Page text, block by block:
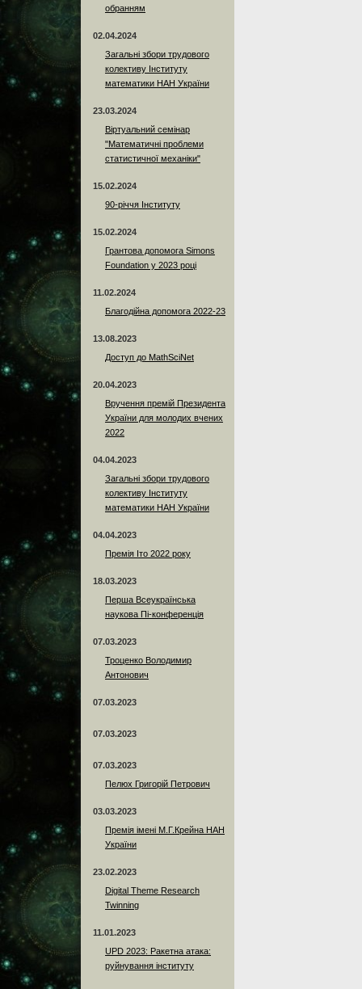
обранням
02.04.2024
Загальні збори трудового
колективу Інституту
математики НАН України
23.03.2024
Віртуальний семінар
"Математичні проблеми
статистичної механіки"
15.02.2024
90-річчя Інституту
15.02.2024
Грантова допомога Simons
Foundation у 2023 році
11.02.2024
Благодійна допомога 2022-23
13.08.2023
Доступ до MathSciNet
20.04.2023
Вручення премій Президента
України для молодих вчених
2022
04.04.2023
Загальні збори трудового
колективу Інституту
математики НАН України
04.04.2023
Премія Іто 2022 року
18.03.2023
Перша Всеукраїнська
наукова Пі-конференція
07.03.2023
Троценко Володимир
Антонович
07.03.2023
07.03.2023
07.03.2023
Пелюх Григорій Петрович
03.03.2023
Премія імені М.Г.Крейна НАН
України
23.02.2023
Digital Theme Research
Twinning
11.01.2023
UPD 2023: Ракетна атака:
руйнування інституту